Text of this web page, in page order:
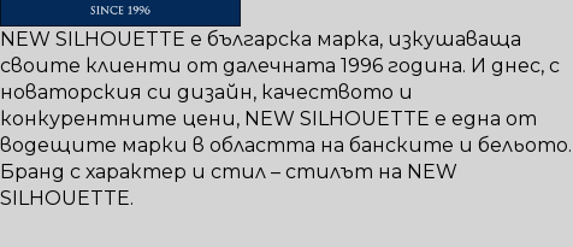
NEW SILHOUETTE е българска марка, изкушаваща
своите клиенти от далечната 1996 година. И днес, с
новаторския си дизайн, качеството и
конкурентните цени, NEW SILHOUETTE е една от
водещите марки в областта на банските и бельото.
Бранд с характер и стил – стилът на NEW
SILHOUETTE.